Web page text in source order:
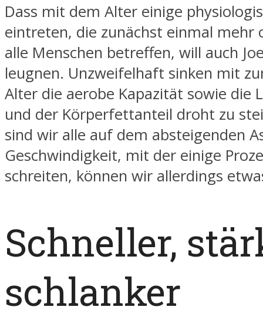
Dass mit dem Alter einige
eintreten, die zunächst einmal mehr
alle Menschen betreffen, will auch
leugnen. Unzweifelhaft sinken mit
Alter die aerobe Kapazität sowie die
und der Körperfettanteil droht zu
sind wir alle auf dem absteigenden
Geschwindigkeit, mit der einige
schreiten, können wir allerdings
Schneller,
schlanker